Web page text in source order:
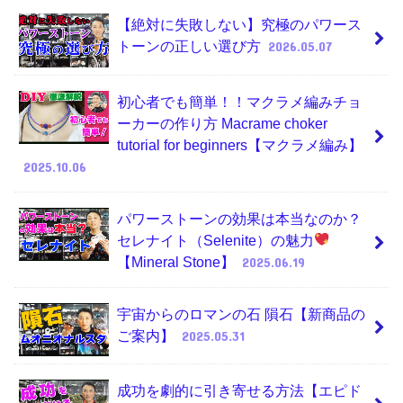
【絶対に失敗しない】究極のパワース
トーンの正しい選び方 2026.05.07
初心者でも簡単！！マクラメ編みチョ
ーカーの作り方 Macrame choker
tutorial for beginners【マクラメ編み】
2025.10.06
パワーストーンの効果は本当なのか？
セレナイト（Selenite）の魅力
【Mineral Stone】
2025.06.19
宇宙からのロマンの石 隕石【新商品の
ご案内】
2025.05.31
成功を劇的に引き寄せる方法【エピド